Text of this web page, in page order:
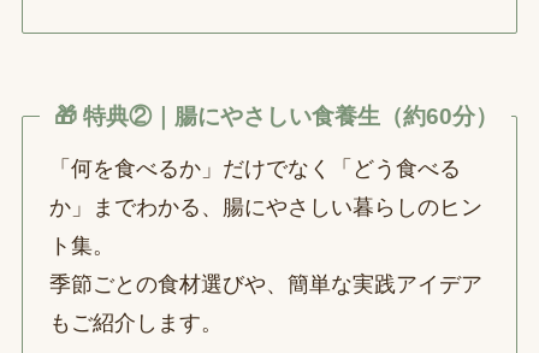
🎁 特典②｜腸にやさしい食養生（約60分）
「何を食べるか」だけでなく「どう食べる
か」までわかる、腸にやさしい暮らしのヒン
ト集。
季節ごとの食材選びや、簡単な実践アイデア
もご紹介します。